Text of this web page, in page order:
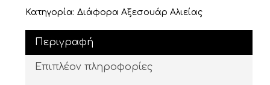
Κατηγορία: Διάφορα Αξεσουάρ Αλιείας
Περιγραφή
Επιπλέον πληροφορίες